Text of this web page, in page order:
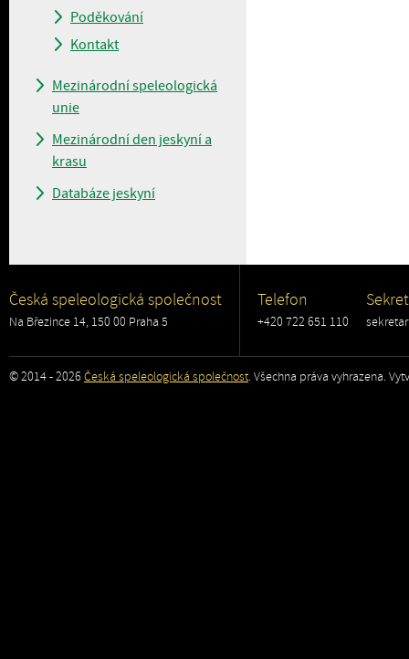
Poděkování
Kontakt
Mezinárodní speleologická
unie
Mezinárodní den jeskyní a
krasu
Databáze jeskyní
Česká speleologická společnost
Na Březince 14, 150 00 Praha 5
Telefon
+420 722 651 110
© 2014 - 2026 Česká speleologická společnost. Všechna práva vyhrazena.